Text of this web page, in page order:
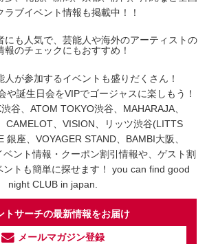
ラブイベント情報も掲載中！！
にも人気で、芸能人や海外のアーティストの
報のチェックにもおすすめ！
人が参加するイベントも盛りだくさん！
や誕生日会をVIPでゴージャスに楽しもう！
谷、ATOM TOKYO渋谷、MAHARAJA、
CAMELOT、VISION、リッツ渋谷(LITTS
銀座、VOYAGER STAND、BAMBI大阪、
ント情報・クーポン割引情報や、ゲスト割
ントも簡単に探せます！ you can find good
night CLUB in japan.
トサーチの最新情報をお届け
メールマガジン登録